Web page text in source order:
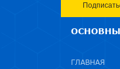
ГЛАВНАЯ